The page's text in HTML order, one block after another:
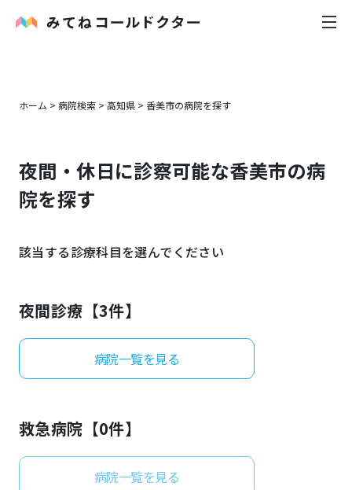
花粉症
感染症
お知らせ
よくあるご質問
ホーム > 病院検索 > 高知県 > 香美市の病院を探す
夜間・休日に診察可能な香美市の病
院を探す
該当する診療科目を選んでください
夜間診療【3件】
病院一覧を見る
救急病院【0件】
病院一覧を見る